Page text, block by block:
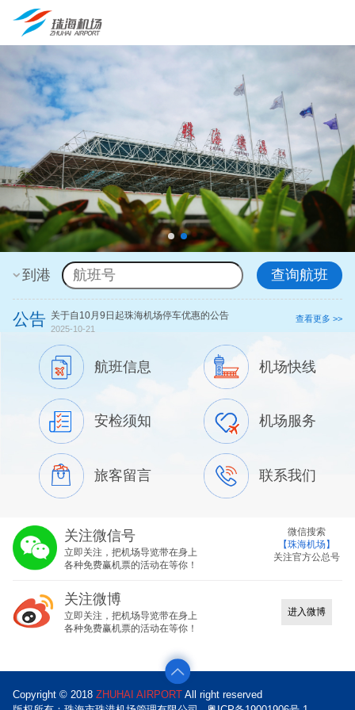
到港 查询航班
查看更多 >>
公告 ​关于自10月9日起珠海机场停车优惠的公告
2025-10-21
【温馨提示】
航班信息 机场快线
安检须知 机场服务
旅客留言 联系我们
微信搜索
【珠海机场】
关注官方公总号
关注微信号
立即关注，把机场导览带在身上
各种免费赢机票的活动在等你！
进入微博
关注微博
立即关注，把机场导览带在身上
各种免费赢机票的活动在等你！
Copyright © 2018ZHUHAI AIRPORT All right reserved